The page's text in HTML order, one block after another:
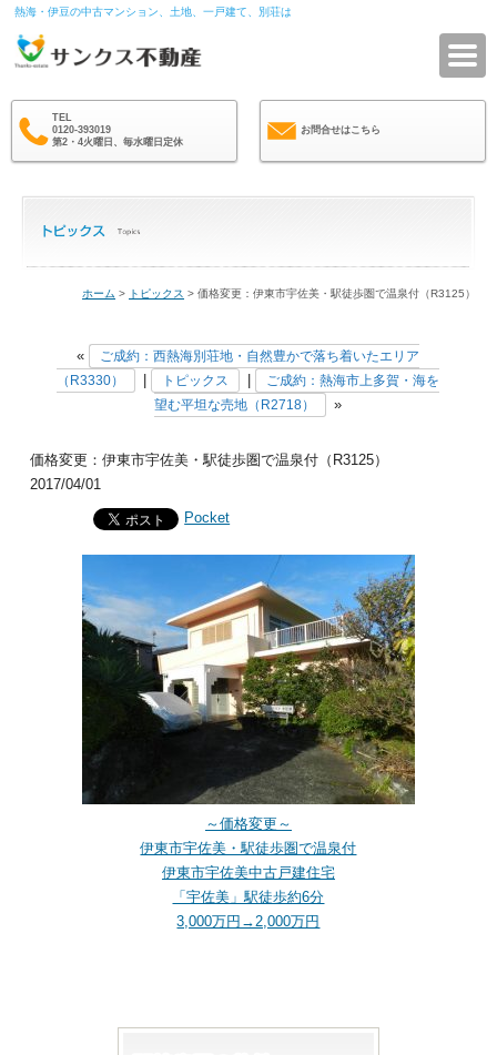
熱海・伊豆の中古マンション、土地、一戸建て、別荘は
TEL
0120-393019
第2・4火曜日、毎水曜日定休
お問合せはこちら
ホーム > トピックス > 価格変更：伊東市宇佐美・駅徒歩圏で温泉付（R3125）
«
ご成約：西熱海別荘地・自然豊かで落ち着いたエリア
（R3330）
トピックス
ご成約：熱海市上多賀・海を
望む平坦な売地（R2718）
»
価格変更：伊東市宇佐美・駅徒歩圏で温泉付（R3125）
2017/04/01
Pocket
～価格変更～
伊東市宇佐美・駅徒歩圏で温泉付
伊東市宇佐美中古戸建住宅
「宇佐美」駅徒歩約6分
3,000万円→2,000万円